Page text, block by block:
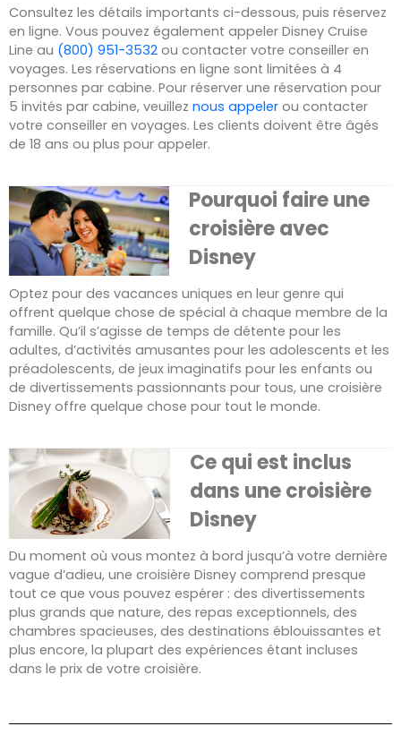
Consultez les détails importants ci-dessous, puis réservez
en ligne. Vous pouvez également appeler Disney Cruise
Line au (800) 951-3532 ou contacter votre conseiller en
voyages. Les réservations en ligne sont limitées à 4
personnes par cabine. Pour réserver une réservation pour
5 invités par cabine, veuillez nous appeler ou contacter
votre conseiller en voyages. Les clients doivent être âgés
de 18 ans ou plus pour appeler.
Pourquoi faire une
croisière avec
Disney
Optez pour des vacances uniques en leur genre qui
offrent quelque chose de spécial à chaque membre de la
famille. Qu’il s’agisse de temps de détente pour les
adultes, d’activités amusantes pour les adolescents et les
préadolescents, de jeux imaginatifs pour les enfants ou
de divertissements passionnants pour tous, une croisière
Disney offre quelque chose pour tout le monde.
Ce qui est inclus
dans une croisière
Disney
Du moment où vous montez à bord jusqu’à votre dernière
vague d’adieu, une croisière Disney comprend presque
tout ce que vous pouvez espérer : des divertissements
plus grands que nature, des repas exceptionnels, des
chambres spacieuses, des destinations éblouissantes et
plus encore, la plupart des expériences étant incluses
dans le prix de votre croisière.